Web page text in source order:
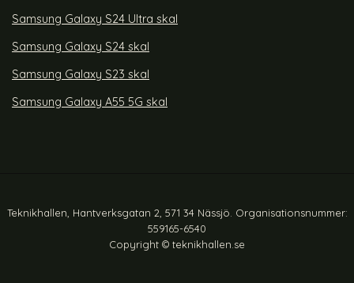
Samsung Galaxy S24 Ultra skal
Samsung Galaxy S24 skal
Samsung Galaxy S23 skal
Samsung Galaxy A55 5G skal
Teknikhallen, Hantverksgatan 2, 571 34 Nässjö. Organisationsnummer:
559165-6540
Copyright © teknikhallen.se